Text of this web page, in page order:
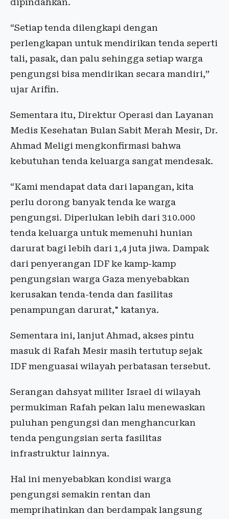
dipindahkan.
“Setiap tenda dilengkapi dengan
perlengkapan untuk mendirikan tenda seperti
tali, pasak, dan palu sehingga setiap warga
pengungsi bisa mendirikan secara mandiri,”
ujar Arifin.
Sementara itu, Direktur Operasi dan Layanan
Medis Kesehatan Bulan Sabit Merah Mesir, Dr.
Ahmad Meligi mengkonfirmasi bahwa
kebutuhan tenda keluarga sangat mendesak.
“Kami mendapat data dari lapangan, kita
perlu dorong banyak tenda ke warga
pengungsi. Diperlukan lebih dari 310.000
tenda keluarga untuk memenuhi hunian
darurat bagi lebih dari 1,4 juta jiwa. Dampak
dari penyerangan IDF ke kamp-kamp
pengungsian warga Gaza menyebabkan
kerusakan tenda-tenda dan fasilitas
penampungan darurat," katanya.
Sementara ini, lanjut Ahmad, akses pintu
masuk di Rafah Mesir masih tertutup sejak
IDF menguasai wilayah perbatasan tersebut.
Serangan dahsyat militer Israel di wilayah
permukiman Rafah pekan lalu menewaskan
puluhan pengungsi dan menghancurkan
tenda pengungsian serta fasilitas
infrastruktur lainnya.
Hal ini menyebabkan kondisi warga
pengungsi semakin rentan dan
memprihatinkan dan berdampak langsung